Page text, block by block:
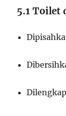
5.1 Toilet